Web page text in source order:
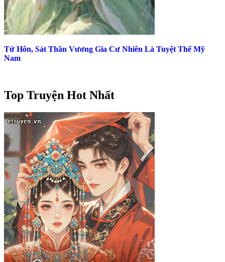
Tứ Hôn, Sát Thần Vương Gia Cư Nhiên Là Tuyệt Thế Mỹ
Nam
Top Truyện Hot Nhất